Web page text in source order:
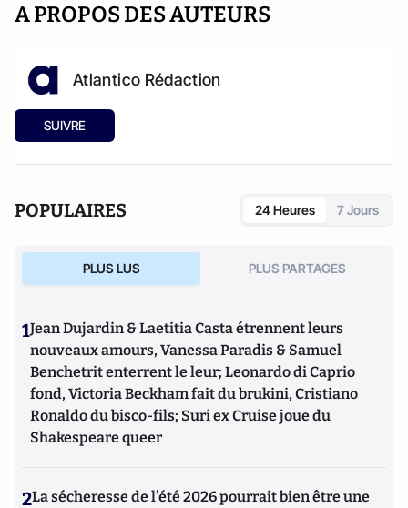
A PROPOS DES AUTEURS
Atlantico Rédaction
SUIVRE
POPULAIRES 24 Heures 7 Jours
PLUS LUS PLUS PARTAGES
1Jean Dujardin & Laetitia Casta étrennent leurs
nouveaux amours, Vanessa Paradis & Samuel
Benchetrit enterrent le leur; Leonardo di Caprio
fond, Victoria Beckham fait du brukini, Cristiano
Ronaldo du bisco-fils; Suri ex Cruise joue du
Shakespeare queer
2La sécheresse de l’été 2026 pourrait bien être une